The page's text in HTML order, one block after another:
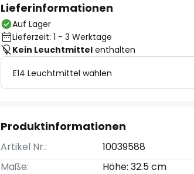
Lieferinformationen
Auf Lager
Lieferzeit: 1 - 3 Werktage
Kein Leuchtmittel enthalten
E14 Leuchtmittel wählen
Produktinformationen
Artikel Nr.:
10039588
Maße:
Höhe: 32.5 cm